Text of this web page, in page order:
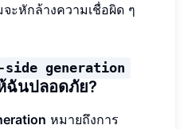
ะหักล้างความเชื่อผิด ๆ
generation
ฉันปลอดภัย?
หมายถึงการ